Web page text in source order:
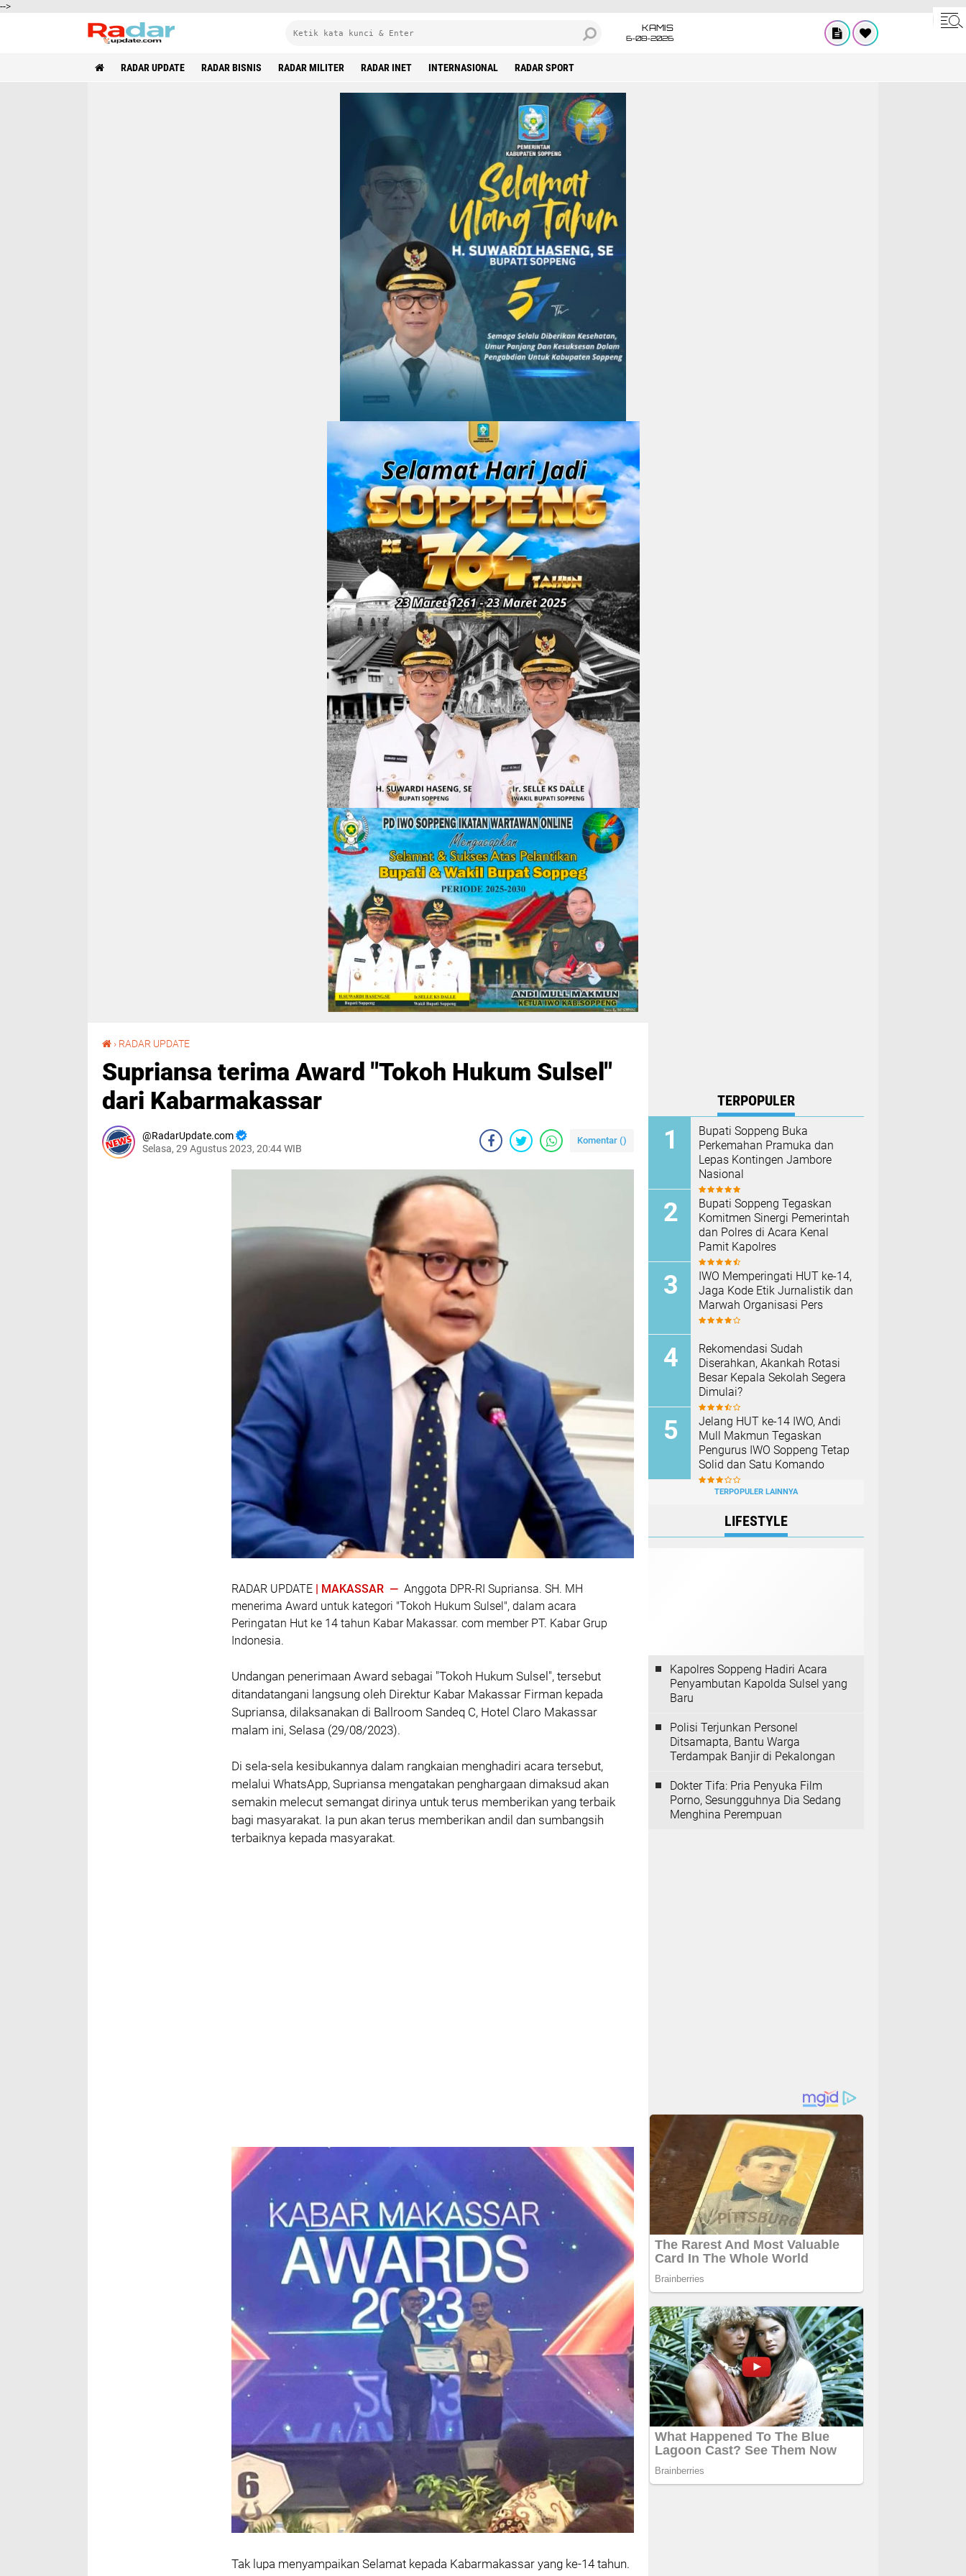
-->
KAMIS
6-08-2026
RADAR UPDATE RADAR BISNIS RADAR MILITER RADAR INET INTERNASIONAL RADAR SPORT
› RADAR UPDATE
Supriansa terima Award "Tokoh Hukum Sulsel"
dari Kabarmakassar
RadarUpdate.com
Selasa, 29 Agustus 2023, 20:44 WIB
Komentar ()
RADAR UPDATE | MAKASSAR — Anggota DPR-RI Supriansa. SH. MH
menerima Award untuk kategori "Tokoh Hukum Sulsel", dalam acara
Peringatan Hut ke 14 tahun Kabar Makassar. com member PT. Kabar Grup
Indonesia.
Undangan penerimaan Award sebagai "Tokoh Hukum Sulsel", tersebut
ditandatangani langsung oleh Direktur Kabar Makassar Firman kepada
Supriansa, dilaksanakan di Ballroom Sandeq C, Hotel Claro Makassar
malam ini, Selasa (29/08/2023).
Di sela-sela kesibukannya dalam rangkaian menghadiri acara tersebut,
melalui WhatsApp, Supriansa mengatakan penghargaan dimaksud akan
semakin melecut semangat dirinya untuk terus memberikan yang terbaik
bagi masyarakat. Ia pun akan terus memberikan andil dan sumbangsih
terbaiknya kepada masyarakat.
Tak lupa menyampaikan Selamat kepada Kabarmakassar yang ke-14 tahun.
TERPOPULER
Bupati Soppeng Buka
Perkemahan Pramuka dan
Lepas Kontingen Jambore
Nasional
Bupati Soppeng Tegaskan
Komitmen Sinergi Pemerintah
dan Polres di Acara Kenal
Pamit Kapolres
IWO Memperingati HUT ke-14,
Jaga Kode Etik Jurnalistik dan
Marwah Organisasi Pers
Rekomendasi Sudah
Diserahkan, Akankah Rotasi
Besar Kepala Sekolah Segera
Dimulai?
Jelang HUT ke-14 IWO, Andi
Mull Makmun Tegaskan
Pengurus IWO Soppeng Tetap
Solid dan Satu Komando
TERPOPULER LAINNYA
LIFESTYLE
Kapolres Soppeng Hadiri Acara
Penyambutan Kapolda Sulsel yang
Baru
Polisi Terjunkan Personel
Ditsamapta, Bantu Warga
Terdampak Banjir di Pekalongan
Dokter Tifa: Pria Penyuka Film
Porno, Sesungguhnya Dia Sedang
Menghina Perempuan